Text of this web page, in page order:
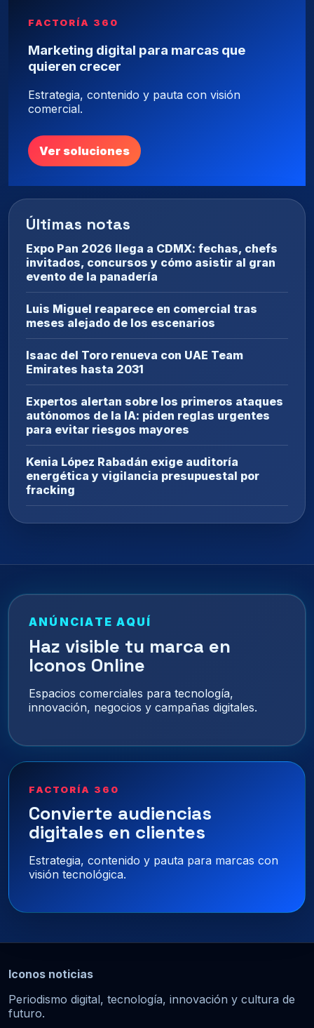
FACTORÍA 360
Marketing digital para marcas que
quieren crecer
Estrategia, contenido y pauta con visión
comercial.
Ver soluciones
Últimas notas
Expo Pan 2026 llega a CDMX: fechas, chefs
invitados, concursos y cómo asistir al gran
evento de la panadería
Luis Miguel reaparece en comercial tras
meses alejado de los escenarios
Isaac del Toro renueva con UAE Team
Emirates hasta 2031
Expertos alertan sobre los primeros ataques
autónomos de la IA: piden reglas urgentes
para evitar riesgos mayores
Kenia López Rabadán exige auditoría
energética y vigilancia presupuestal por
fracking
ANÚNCIATE AQUÍ
Haz visible tu marca en
Iconos Online
Espacios comerciales para tecnología,
innovación, negocios y campañas digitales.
FACTORÍA 360
Convierte audiencias
digitales en clientes
Estrategia, contenido y pauta para marcas con
visión tecnológica.
Iconos noticias
Periodismo digital, tecnología, innovación y cultura de
futuro.